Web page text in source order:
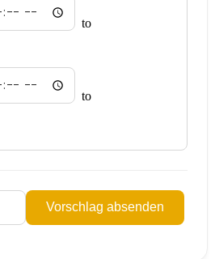
to
to
Vorschlag absenden